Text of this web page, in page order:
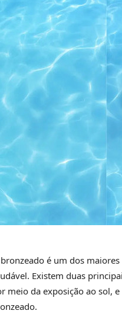
é um dos
Existem duas
meio da exposição ao sol,